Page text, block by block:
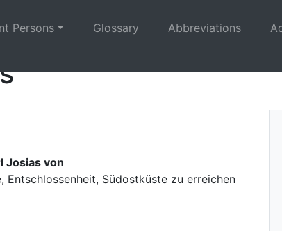
Persons Glossary Abbreviations
Josias von
Südostküste zu erreichen